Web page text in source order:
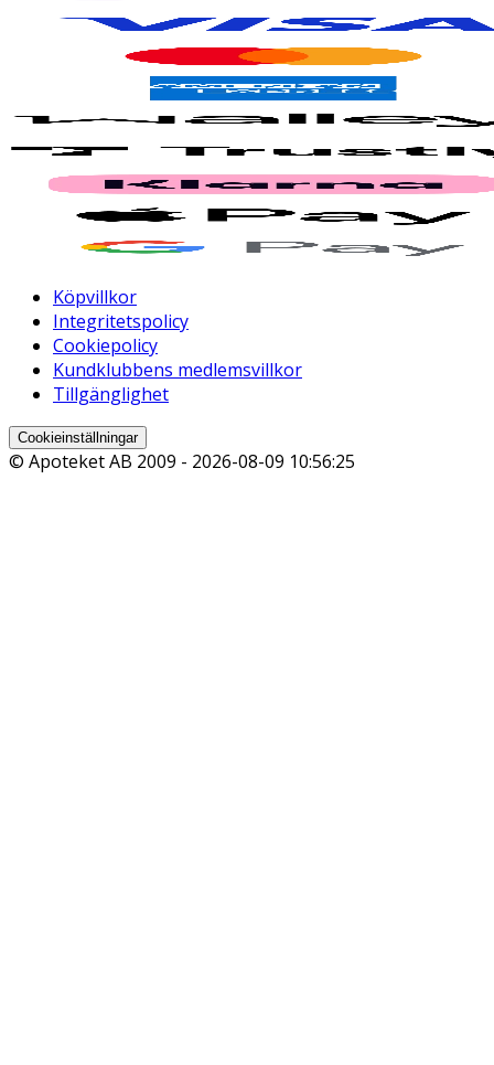
Köpvillkor
Integritetspolicy
Cookiepolicy
Kundklubbens medlemsvillkor
Tillgänglighet
Cookieinställningar
© Apoteket AB 2009 - 2026-08-09 10:56:25